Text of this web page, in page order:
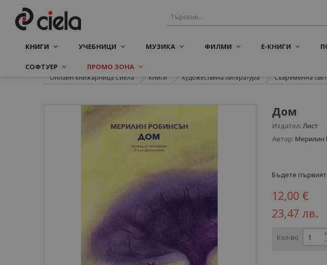
КНИГИ УЧЕБНИЦИ МУЗИКА ФИЛМИ Е-КНИГИ
СОФТУЕР ПРОМО ЗОНА
Онлайн книжарница Сиела Книги Художествена литература Съвременна
Дом
Издател: Лист
Автор: Мерилин
Бъдете
12,00 €
23,47 лв.
Кол-во